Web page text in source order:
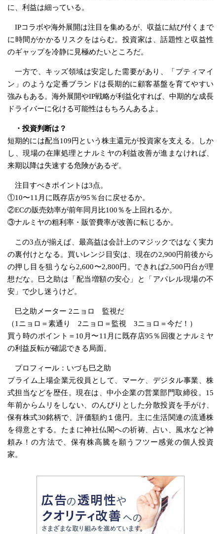
に、利益は細っている。
IPコラボや海外展開は注目を集めるが、収益に結び付くまで
に時間がかかるリスクをはらむ。投資家は、話題性と収益性
のギャップを冷静に見極めたいところだ。
一方で、キッズ領域は安定した需要があり、「プティマイ
ン」のような定番ブランドは長期的に顧客基盤を育てやすい
強みもある。海外展開やIP戦略が利益化すれば、中期的な成長
ドライバーに化ける可能性はもちろんあるよ。
・投資判断は？
短期的には配当109円という株主還元が投資家を支える。しか
し、現場の在庫処理とナルミヤの利益改善が進まなければ、
来期以降は失速する危険があるぞ。
注目すべきポイントは3点。
①10〜11月に既存店が95％台に戻せるか。
②ECの販売効率が前年同月比100％を上回れるか。
③ナルミヤの粗利率・販管費率が改善に転じるか。
この3点が揃えば、最高益は会計上のマジックではなく実力
の裏付けとなる。買いレンジ目安は、現在の2,900円前後から
の押し目を狙うなら2,600〜2,800円。できれば2,500円台が理
想だな。巳之助は「配当増額の安心」と「アパレル現場の不
安」で少し迷うけど。
巳之助メーター 2ニョロ 監視だ
（1ニョロ＝素通り 2ニョロ＝監視 3ニョロ＝今だ！）
買う時のポイント＝10月〜11月に既存店95％回復とナルミヤ
の利益反転が確認できる局面。
プロフィール：いづも巳之助
プライム上場企業元役員として、マーケ、デジタル事業、株
式担当などを歴任。現在は、中小企業の営業部門取締役。15
年前からムリをしない、のんびりとした分散投資を手がけ、
保有株式30銘柄で、評価額約１億円。主に生活関連の流通株
を得意とする。たまに神社仏閣への祈祷、占い、風水など神
頼み！の方法で、保有株高騰を願うフツー感覚の個人投資
家。